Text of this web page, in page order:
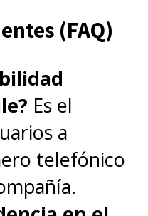
(FAQ)
Es el
a
telefónico